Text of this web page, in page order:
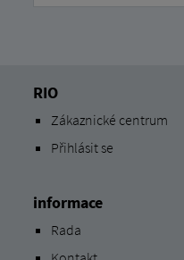
RIO
Zákaznické centrum
Přihlásit se
informace
Rada